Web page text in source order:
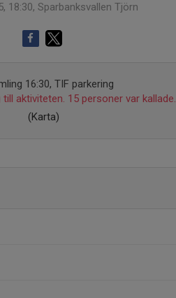
18:30, Sparbanksvallen Tjörn
16:30, TIF parkering
aktiviteten. 15 personer var kallade.
(Karta)